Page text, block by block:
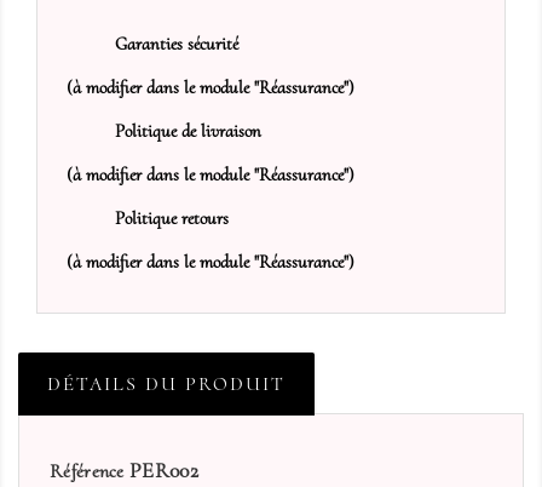
Garanties sécurité
(à modifier dans le module "Réassurance")
Politique de livraison
(à modifier dans le module "Réassurance")
Politique retours
(à modifier dans le module "Réassurance")
DÉTAILS DU PRODUIT
Référence PER002